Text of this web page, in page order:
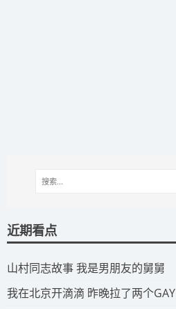
近期看点
​山村同志故事 我是男朋友的舅舅
​我在北京开滴滴 昨晚拉了两个GAY